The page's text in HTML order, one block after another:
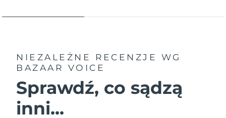
NIEZALEŻNE RECENZJE
WG
BAZAAR VOICE
Sprawdź, co sądzą
inni...